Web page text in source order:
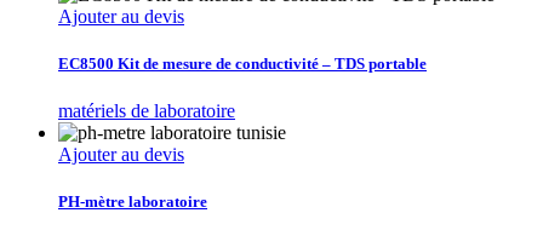
Ajouter au devis
EC8500 Kit de mesure de conductivité – TDS portable
matériels de laboratoire
Ajouter au devis
PH-mètre laboratoire